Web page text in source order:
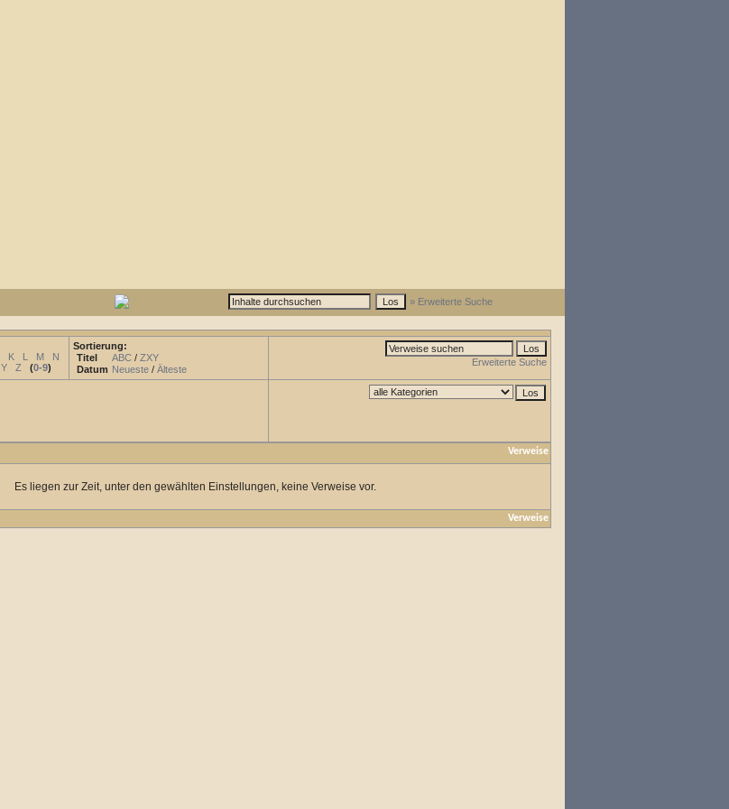
» Erweiterte Suche
K L M
N
Y Z (0-9)
Sortierung:
Titel
ABC / ZXY
Datum Neueste / Älteste
Erweiterte Suche
Verweise
Es liegen zur Zeit, unter den gewählten Einstellungen, keine Verweise vor.
Verweise